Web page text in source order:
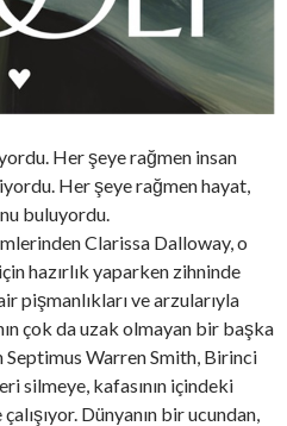
Her şeye rağmen insan
Her şeye rağmen hayat,
buluyordu.
Clarissa Dalloway, o
hazırlık yaparken zihninde
pişmanlıkları ve arzularıyla
çok da uzak olmayan bir başka
Warren Smith, Birinci
silmeye, kafasının içindeki
Dünyanın bir ucundan,